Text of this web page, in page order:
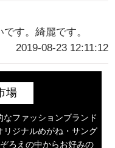
す。綺麗です。
2019-08-23 12:11:12
場
ファッションブランド
リジナルめがね・サング
ろえの中からお好みの